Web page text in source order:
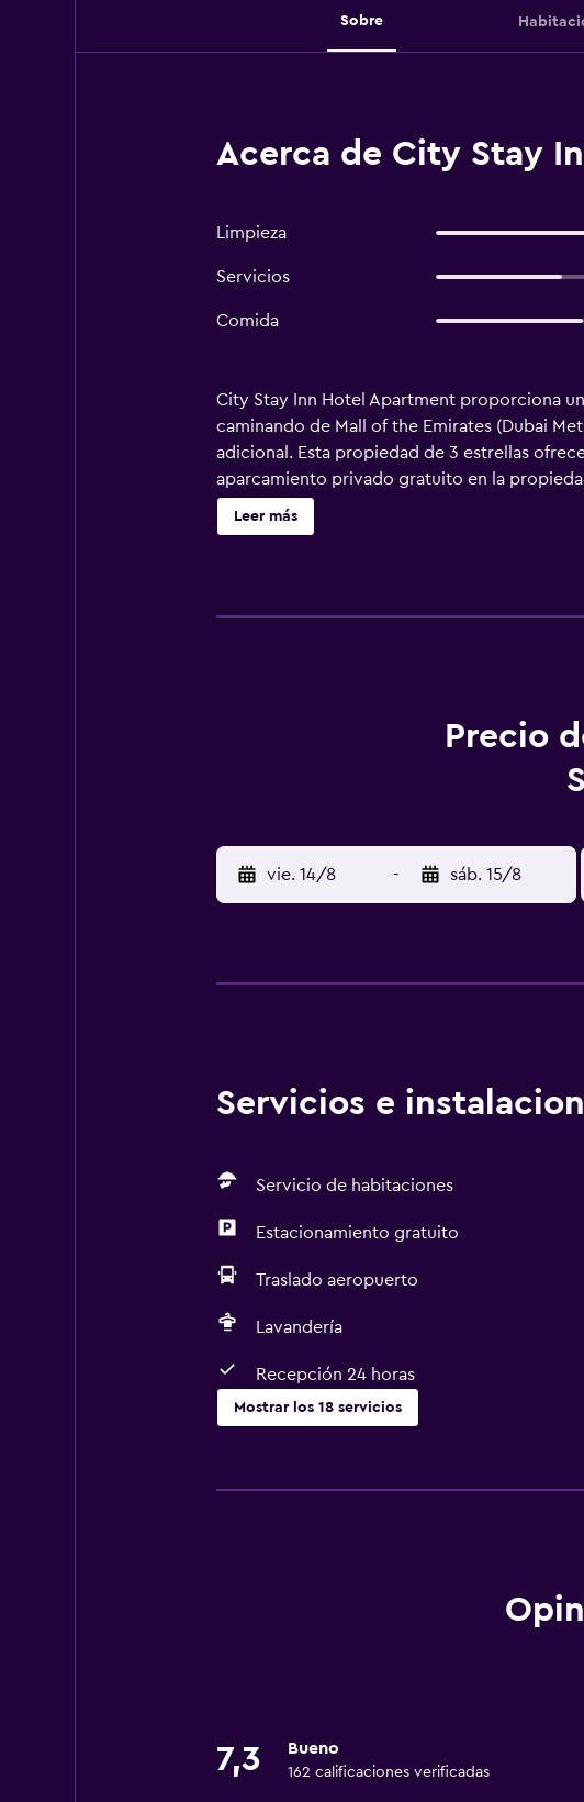
Sobre
Acerca de City Stay
Limpieza
Servicios
Comida
City Stay Inn Hotel Apartment proporciona
caminando de Mall of the Emirates (Dubai
adicional. Esta propiedad de 3 estrellas
aparcamiento privado gratuito en la
y están equipados con una cocina pequeña
zapatillas y una zona de comedor. Todas las
Leer más
Precio
vie. 14/8 - sáb. 15/8
Servicios e
Servicio de habitaciones
Estacionamiento gratuito
Traslado aeropuerto
Lavandería
Recepción 24 horas
Mostrar los 18 servicios
Microondas
7,3 Bueno
162 calificaciones verificadas